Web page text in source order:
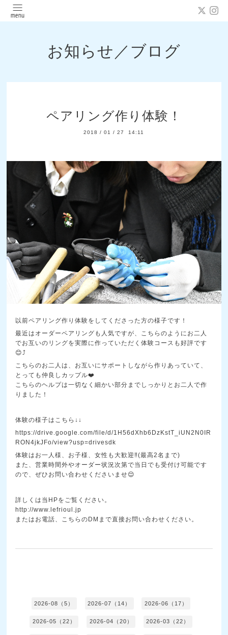
お知らせ／ブログ
ペアリング作り体験！
2018 /01 /27 14:11
以前ペアリング作り体験をしてくださった方の様子です！
最近はオーダーペアリングも人気ですが、こちらのようにお二人
でお互いのリングを実際に作っていただく体験コースも好評です
😊⤴️
こちらのお二人は、お互いにサポートしながら作りあっていて、
とっても仲良しカップル❤️
こちらのヘルプは一切なく細かい部分までしっかりとお二人で作
りました！
体験の様子はこちら↓↓
https://drive.google.com/file/d/1H56dXhb6DzKstT_iUN2N0IR
RON4jkJFo/view?usp=drivesdk
体験はお一人様、お子様、女性も大歓迎‼️(最高2名まで)
また、営業時間外やオーダー状況次第で当日でも受付け可能です
ので、ぜひお問い合わせくださいませ😌
詳しくは当HPをご覧ください。
http://www.lefrioul.jp
またはお電話、こちらのDMまで直接お問い合わせください。
2026-08（5） 2026-07（14） 2026-06（17）
2026-05（22） 2026-04（20） 2026-03（22）